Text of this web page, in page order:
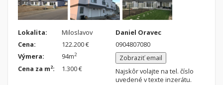
Iný poľnohospodársky pozemok
Nebytové priestory
Administratívne, obchodné
Skladové, výrobné
Rekreačné, reštauračné
Filtre
Ponuka RK
Len s fotkou
Lokalita:
Miloslavov
Cena:
122.200 €
Výmera:
94m2
Cena za m2: 1.300 €
Daniel Oravec
0904807080
Zobraziť email
Najskôr volajte na tel. číslo
uvedené v texte inzerátu.